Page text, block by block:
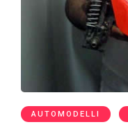
AUTOMODELLI